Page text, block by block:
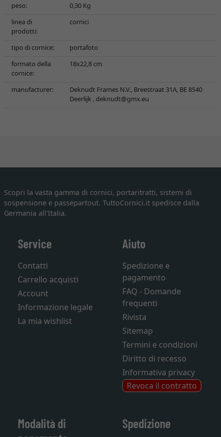
peso:
0,30 Kg
linea di
prodotti:
cornici
tipo di cornice:
portafoto
formato della
cornice:
18x22,8 cm
manufacturer:
Deknudt Frames N.V., Breestraat 31A, BE 8540
Deerlijk , deknudt@gmx.eu
Scopri la vasta gamma di cornici, portaritratti, sistemi di
sospensione e passepartout. TuttoCornici.it spedisce dalla
Germania all'Italia.
Service
Contatti
Carrello acquisti
Account
Informazione legale
La mia wishlist
Aiuto
Spedizione e
pagamento
FAQ - Domande
frequenti
Rivista
Sitemap
Termini e condizioni
Diritto di recesso
Informativa privacy
Revoca il contratto
Modalità di
Spedizione